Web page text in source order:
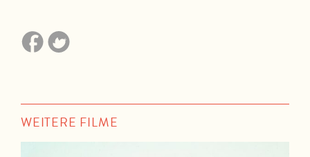
WEITERE FILME